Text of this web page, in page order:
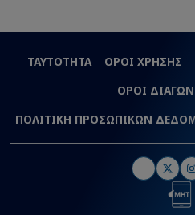
ΤΑΥΤΟΤΗΤΑ ΟΡΟΙ ΧΡΗΣΗΣ
ΟΡΟΙ
ΠΟΛΙΤΙΚΗ ΠΡΟΣΩΠΙΚΩΝ